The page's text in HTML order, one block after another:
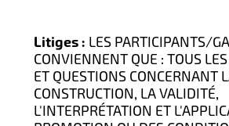
Litiges : LES PARTICIPANTS/
CONVIENNENT QUE : TOUS
ET QUESTIONS CONCERNANT
CONSTRUCTION, LA VALIDITÉ,
L'INTERPRÉTATION ET